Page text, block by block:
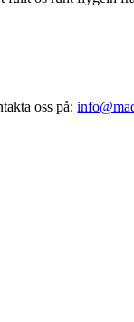
oss på: